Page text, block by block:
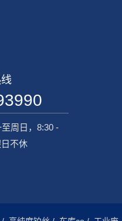
周日，8:30 -
不休